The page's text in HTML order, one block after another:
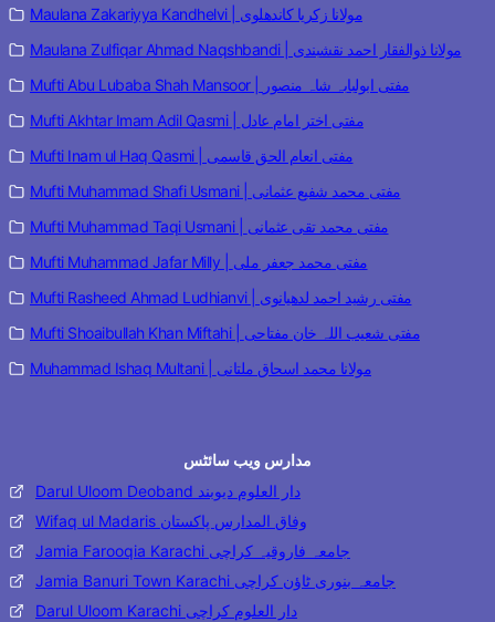
Maulana Zakariyya Kandhelvi | مولانا زکریا کاندھلوی
Maulana Zulfiqar Ahmad Naqshbandi | مولانا ذوالفقار احمد نقشبندی
Mufti Abu Lubaba Shah Mansoor | مفتی ابولبابہ شاہ منصور
Mufti Akhtar Imam Adil Qasmi | مفتی اختر امام عادل
Mufti Inam ul Haq Qasmi | مفتی انعام الحق قاسمی
Mufti Muhammad Shafi Usmani | مفتی محمد شفیع عثمانی
Mufti Muhammad Taqi Usmani | مفتی محمد تقی عثمانی
Mufti Muhammad Jafar Milly | مفتی محمد جعفر ملی
Mufti Rasheed Ahmad Ludhianvi | مفتی رشید احمد لدھیانوی
Mufti Shoaibullah Khan Miftahi | مفتی شعیب اللہ خان مفتاحی
Muhammad Ishaq Multani | مولانا محمد اسحاق ملتانی
مدارس ویب سائٹس
Darul Uloom Deoband دار العلوم دیوبند
Wifaq ul Madaris وفاق المدارس پاکستان
Jamia Farooqia Karachi جامعہ فاروقیہ کراچی
Jamia Banuri Town Karachi جامعہ بنوری ٹاؤن کراچی
Darul Uloom Karachi دار العلوم کراچی